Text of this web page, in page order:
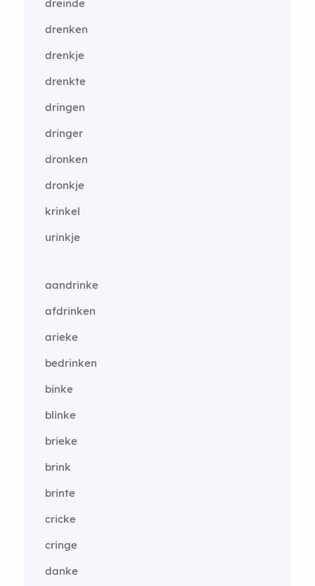
dreinde
drenken
drenkje
drenkte
dringen
dringer
dronken
dronkje
krinkel
urinkje
aandrinke
afdrinken
arieke
bedrinken
binke
blinke
brieke
brink
brinte
cricke
cringe
danke